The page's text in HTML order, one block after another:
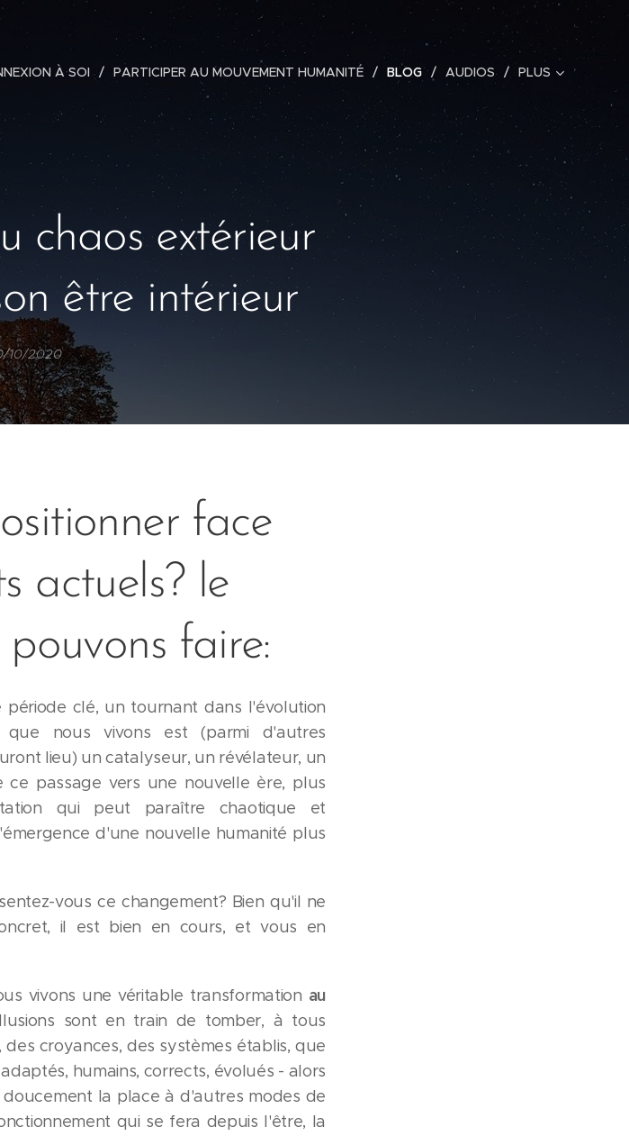
À SOI PARTICIPER AU MOUVEMENT HUMANITÉ BLOG AUDIOS PLUS
chaos extérieur
être intérieur
10/2020
face
actuels? le
faire:
clé, un tournant dans l'évolution
nous vivons est (parmi d'autres
lieu) un catalyseur, un révélateur, un
passage vers une nouvelle ère, plus
qui peut paraître chaotique et
d'une nouvelle humanité plus
vous ce changement? Bien qu'il ne
il est bien en cours, et vous en
vivons une véritable transformation au
sont en train de tomber, à tous
croyances, des systèmes établis, que
humains, corrects, évolués - alors
la place à d'autres modes de
qui se fera depuis l'être, la